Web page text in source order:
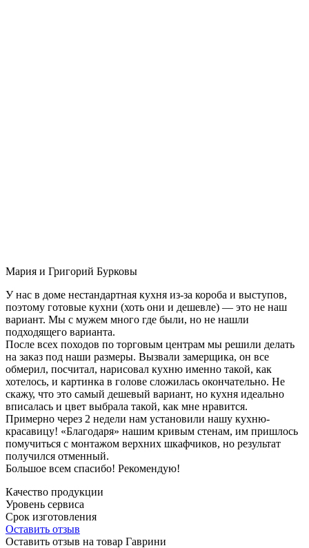
Мария и Григорий Бурковы
У нас в доме нестандартная кухня из-за короба и выступов,
поэтому готовые кухни (хоть они и дешевле) — это не наш
вариант. Мы с мужем много где были, но не нашли
подходящего варианта.
После всех походов по торговым центрам мы решили делать
на заказ под наши размеры. Вызвали замерщика, он все
обмерил, посчитал, нарисовал кухню именно такой, как
хотелось, и картинка в голове сложилась окончательно. Не
скажу, что это самый дешевый вариант, но кухня идеально
вписалась и цвет выбрала такой, как мне нравится.
Примерно через 2 недели нам установили нашу кухню-
красавицу! «Благодаря» нашим кривым стенам, им пришлось
помучиться с монтажом верхних шкафчиков, но результат
получился отменный.
Большое всем спасибо! Рекомендую!
Качество продукции
Уровень сервиса
Срок изготовления
Оставить отзыв
Оставить отзыв на товар Гаврини